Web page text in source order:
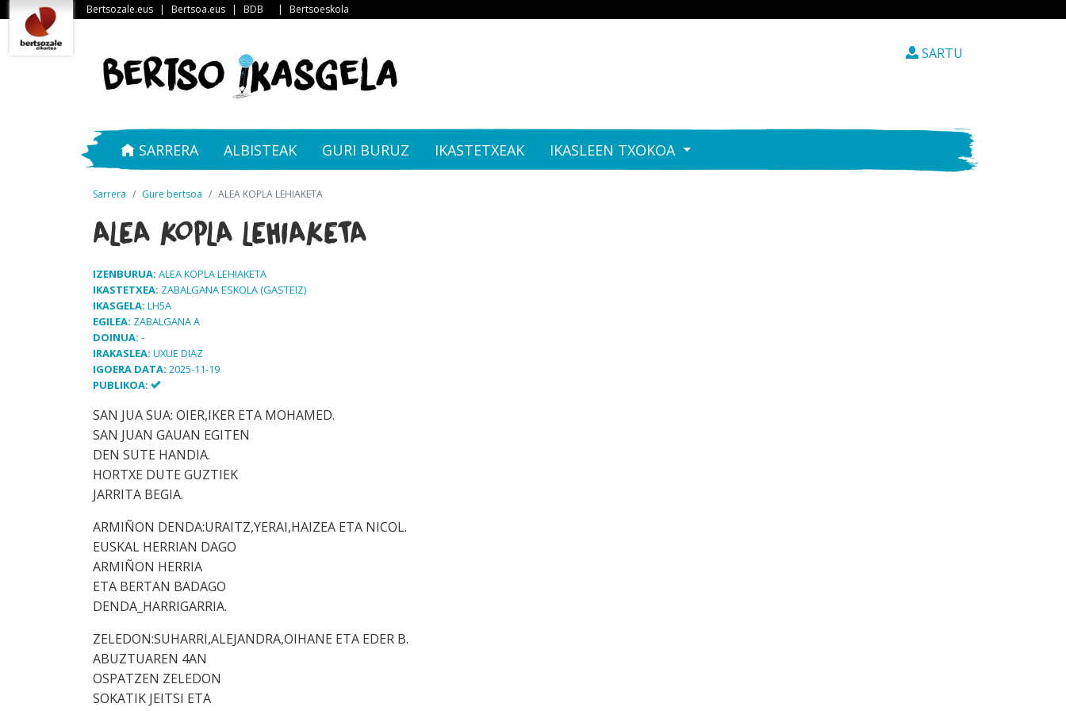
Bertsozale.eus | Bertsoa.eus | BDB | Bertsoeskola
SARTU
SARRERA ALBISTEAK GURI BURUZ IKASTETXEAK IKASLEEN TXOKOA
Sarrera Gure bertsoa ALEA KOPLA LEHIAKETA
ALEA KOPLA LEHIAKETA
IZENBURUA: ALEA KOPLA LEHIAKETA
IKASTETXEA: ZABALGANA ESKOLA (GASTEIZ)
IKASGELA: LH5A
EGILEA: ZABALGANA A
DOINUA: -
IRAKASLEA: UXUE DIAZ
IGOERA DATA: 2025-11-19
PUBLIKOA:
SAN JUA SUA: OIER,IKER ETA MOHAMED.
SAN JUAN GAUAN EGITEN
DEN SUTE HANDIA.
HORTXE DUTE GUZTIEK
JARRITA BEGIA.
ARMIÑON DENDA:URAITZ,YERAI,HAIZEA ETA NICOL.
EUSKAL HERRIAN DAGO
ARMIÑON HERRIA
ETA BERTAN BADAGO
DENDA_HARRIGARRIA.
ZELEDON:SUHARRI,ALEJANDRA,OIHANE ETA EDER B.
ABUZTUAREN 4AN
OSPATZEN ZELEDON
SOKATIK JEITSI ETA